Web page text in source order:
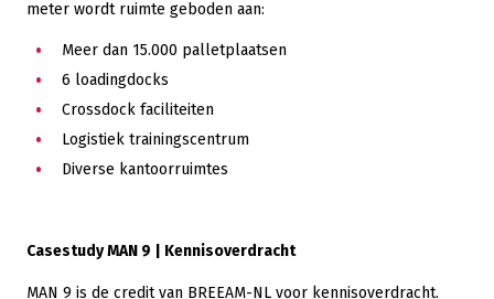
meter wordt ruimte geboden aan:
Meer dan 15.000 palletplaatsen
6 loadingdocks
Crossdock faciliteiten
Logistiek trainingscentrum
Diverse kantoorruimtes
Casestudy MAN 9 | Kennisoverdracht
MAN 9 is de credit van BREEAM-NL voor kennisoverdracht.